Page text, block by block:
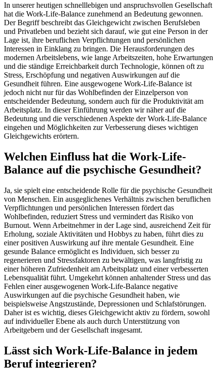
In unserer heutigen schnelllebigen und anspruchsvollen Gesellschaft
hat die Work-Life-Balance zunehmend an Bedeutung gewonnen.
Der Begriff beschreibt das Gleichgewicht zwischen Berufsleben
und Privatleben und bezieht sich darauf, wie gut eine Person in der
Lage ist, ihre beruflichen Verpflichtungen und persönlichen
Interessen in Einklang zu bringen. Die Herausforderungen des
modernen Arbeitslebens, wie lange Arbeitszeiten, hohe Erwartungen
und die ständige Erreichbarkeit durch Technologie, können oft zu
Stress, Erschöpfung und negativen Auswirkungen auf die
Gesundheit führen. Eine ausgewogene Work-Life-Balance ist
jedoch nicht nur für das Wohlbefinden der Einzelperson von
entscheidender Bedeutung, sondern auch für die Produktivität am
Arbeitsplatz. In dieser Einführung werden wir näher auf die
Bedeutung und die verschiedenen Aspekte der Work-Life-Balance
eingehen und Möglichkeiten zur Verbesserung dieses wichtigen
Gleichgewichts erörtern.
Welchen Einfluss hat die Work-Life-
Balance auf die psychische Gesundheit?
Ja, sie spielt eine entscheidende Rolle für die psychische Gesundheit
von Menschen. Ein ausgeglichenes Verhältnis zwischen beruflichen
Verpflichtungen und persönlichen Interessen fördert das
Wohlbefinden, reduziert Stress und vermindert das Risiko von
Burnout. Wenn Arbeitnehmer in der Lage sind, ausreichend Zeit für
Erholung, soziale Aktivitäten und Hobbys zu haben, führt dies zu
einer positiven Auswirkung auf ihre mentale Gesundheit. Eine
gesunde Balance ermöglicht es Individuen, sich besser zu
regenerieren und Stressfaktoren zu bewältigen, was langfristig zu
einer höheren Zufriedenheit am Arbeitsplatz und einer verbesserten
Lebensqualität führt. Umgekehrt können anhaltender Stress und das
Fehlen einer ausgewogenen Work-Life-Balance negative
Auswirkungen auf die psychische Gesundheit haben, wie
beispielsweise Angstzustände, Depressionen und Schlafstörungen.
Daher ist es wichtig, dieses Gleichgewicht aktiv zu fördern, sowohl
auf individueller Ebene als auch durch Unterstützung von
Arbeitgebern und der Gesellschaft insgesamt.
Lässt sich Work-Life-Balance in jedem
Beruf integrieren?